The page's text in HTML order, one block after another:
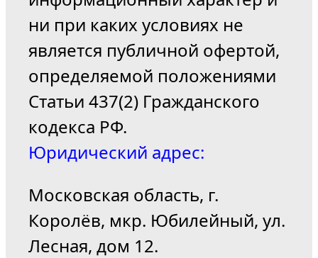
ни при каких условиях не
является публичной офертой,
определяемой положениями
Статьи 437(2) Гражданского
кодекса РФ.
Юридический адрес:
Московская область, г.
Королёв, мкр. Юбилейный, ул.
Лесная, дом 12.